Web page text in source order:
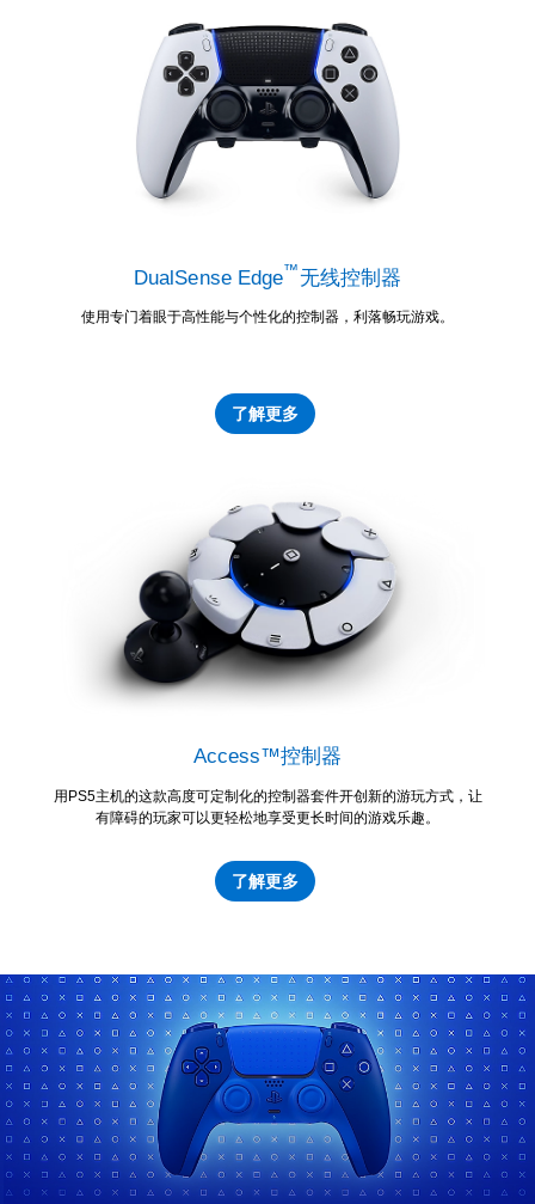
DualSense Edge™无线控制器
使用专门着眼于高性能与个性化的控制器，利落畅玩游戏。
了解更多
Access™控制器
用PS5主机的这款高度可定制化的控制器套件开创新的游玩方式，让
有障碍的玩家可以更轻松地享受更长时间的游戏乐趣。
了解更多